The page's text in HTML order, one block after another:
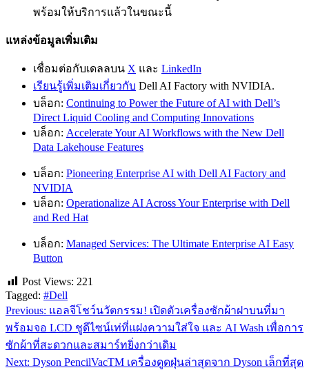
พร้อมให้บริการแล้วในขณะนี้
แหล่งข้อมูลเพิ่มเติม
เชื่อมต่อกับเดลลบน X และ LinkedIn
เรียนรู้เพิ่มเติมเกี่ยวกับ Dell AI Factory with NVIDIA.
บล็อก: Continuing to Power the Future of AI with Dell’s
Direct Liquid Cooling and Computing Innovations
บล็อก: Accelerate Your AI Workflows with the New Dell
Data Lakehouse Features
บล็อก: Pioneering Enterprise AI with Dell AI Factory and
NVIDIA
บล็อก: Operationalize AI Across Your Enterprise with Dell
and Red Hat
บล็อก: Managed Services: The Ultimate Enterprise AI Easy
Button
Post Views: 221
Tagged: #Dell
แนะแนว
เรื่อง
Previous: แอลจีโชว์นวัตกรรม! เปิดตัวเครื่องซักผ้าฝาบนที่มา
พร้อมจอ LCD ชูดีไซน์เท่ที่แฝงความใส่ใจ และ AI Wash เพื่อการ
ซักผ้าที่สะดวกและสมาร์ทยิ่งกว่าเดิม
Next: Dyson PencilVacTM เครื่องดูดฝุ่นล่าสุดจาก Dyson เล็กที่สุด